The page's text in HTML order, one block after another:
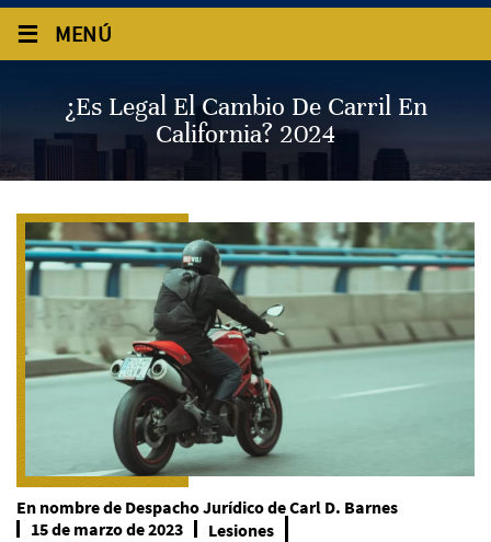
≡ MENÚ
¿Es Legal El Cambio De Carril En
California? 2024
En nombre de Despacho Jurídico de Carl D. Barnes
15 de marzo de 2023
Lesiones